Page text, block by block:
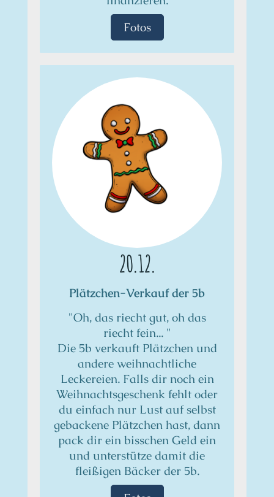
Fotos
20.12.
Plätzchen-Verkauf der 5b
"Oh, das riecht gut, oh das
riecht fein... "
Die 5b verkauft Plätzchen und
andere weihnachtliche
Leckereien. Falls dir noch ein
Weihnachtsgeschenk fehlt oder
du einfach nur Lust auf selbst
gebackene Plätzchen hast, dann
pack dir ein bisschen Geld ein
und unterstütze damit die
fleißigen Bäcker der 5b.